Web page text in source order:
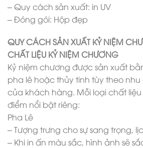
– Quy cách sản xuất: in UV
– Đóng gói: Hộp đẹp
QUY CÁCH SẢN XUẤT KỶ NIỆM
CHẤT LIỆU KỶ NIỆM CHƯƠNG
Kỷ niệm chương được sản xuất
pha lê hoặc thủy tinh tùy theo nhu
của khách hàng. Mỗi loại chất
điểm nổi bật riêng:
Pha Lê
– Tượng trưng cho sự sang trọng,
– Khi in ấn màu sắc, hình ảnh sẽ